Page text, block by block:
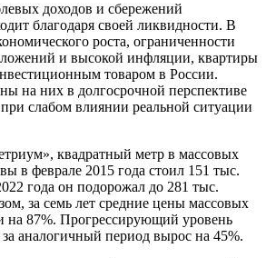
доходов и сбережений
благодаря своей ликвидности. В
роста, ограниченности
и высокой инфляции, квартиры
товаром в России.
на них в долгосрочной перспективе
слабом влиянии реальной ситуации
квадратный метр в массовых
в феврале 2015 года стоил 151 тыс.
года он подорожал до 281 тыс.
за семь лет средние цены массовых
на 87%. Прогрессирующий уровень
аналогичный период вырос на 45%.